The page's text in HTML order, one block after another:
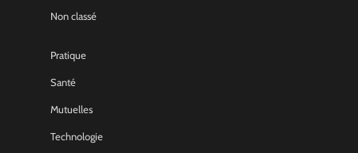
Non classé
Pratique
Santé
Mutuelles
Technologie